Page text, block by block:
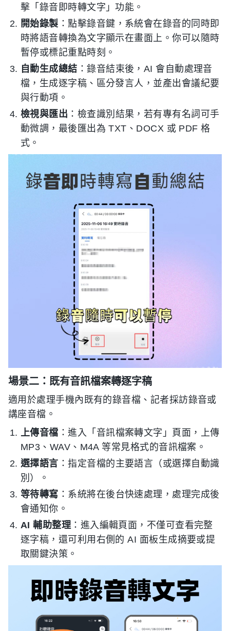
擊「錄音即時轉文字」功能。
開始錄製 ：點擊錄音鍵，系統會在錄音的同時即
時將語音轉換為文字顯示在畫面上。你可以隨時
暫停或標記重點時刻。
自動生成總結 ：錄音結束後，AI 會自動處理音
檔，生成逐字稿、區分發言人，並產出會議紀要
與行動項。
檢視與匯出 ：檢查識別結果，若有專有名詞可手
動微調，最後匯出為 TXT、DOCX 或 PDF 格
式。
場景二：既有音訊檔案轉逐字稿
適用於處理手機內既有的錄音檔、記者採訪錄音或
講座音檔。
上傳音檔 ：進入「音訊檔案轉文字」頁面，上傳
MP3、WAV、M4A 等常見格式的音訊檔案。
選擇語言 ：指定音檔的主要語言（或選擇自動識
別）。
等待轉寫 ：系統將在後台快速處理，處理完成後
會通知你。
AI 輔助整理：進入編輯頁面，不僅可查看完整
逐字稿，還可利用右側的 AI 面板生成摘要或提
取關鍵決策。